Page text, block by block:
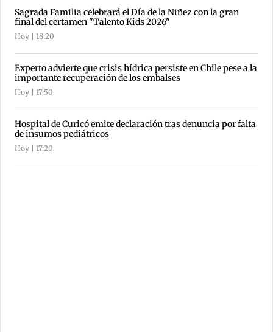
Sagrada Familia celebrará el Día de la Niñez con la gran
final del certamen "Talento Kids 2026"
Hoy | 18:20
Experto advierte que crisis hídrica persiste en Chile pese a la
importante recuperación de los embalses
Hoy | 17:50
Hospital de Curicó emite declaración tras denuncia por falta
de insumos pediátricos
Hoy | 17:20